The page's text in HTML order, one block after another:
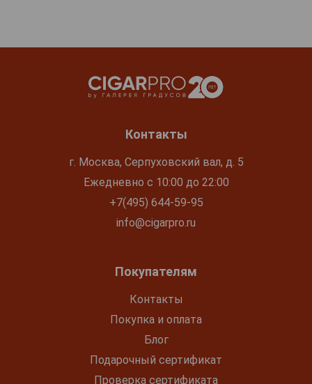
Контакты
г. Москва, Серпуховский вал, д. 5
Ежедневно с 10:00 до 22:00
+7(495) 644-59-95
info@cigarpro.ru
Покупателям
Контакты
Покупка и оплата
Блог
Подарочный сертификат
Проверка сертификата